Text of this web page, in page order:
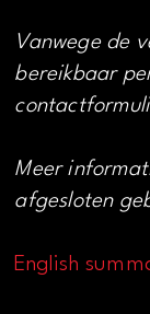
Vanwege de
bereikbaar
Meer
afgesloten
English